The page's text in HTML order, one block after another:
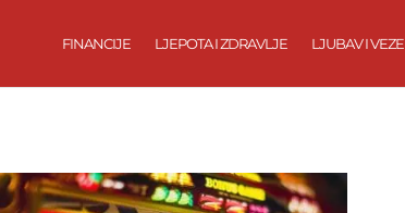
FINANCIJE LJEPOTA I ZDRAVLJE LJUBAV I VEZE